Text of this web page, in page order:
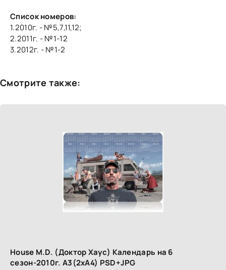
Список номеров:
1.2010г. - №5,7,11,12;
2.2011г. - №1-12
3.2012г. - №1-2
Смотрите также:
House M.D. (Доктор Хаус) Календарь на 6
сезон-2010г. А3(2хА4) PSD+JPG